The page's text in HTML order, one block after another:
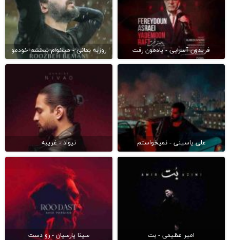
فریدون آسرایی - یادمون رفت روزبه بمانی - میخوام ببخشم خودمو
علی یاسینی - نمیخواستم نیواد - غریبه
امیر عظیمی - بت سینا پارسیان - رو دست